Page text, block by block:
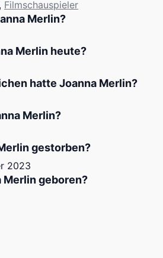
Filmschauspieler
Merlin?
Merlin heute?
hatte Joanna Merlin?
Merlin?
gestorben?
2023
Merlin geboren?